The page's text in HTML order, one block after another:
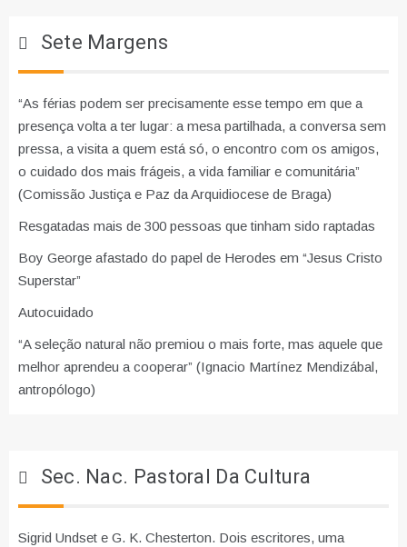
Sete Margens
“As férias podem ser precisamente esse tempo em que a
presença volta a ter lugar: a mesa partilhada, a conversa sem
pressa, a visita a quem está só, o encontro com os amigos,
o cuidado dos mais frágeis, a vida familiar e comunitária”
(Comissão Justiça e Paz da Arquidiocese de Braga)
Resgatadas mais de 300 pessoas que tinham sido raptadas
Boy George afastado do papel de Herodes em “Jesus Cristo
Superstar”
Autocuidado
“A seleção natural não premiou o mais forte, mas aquele que
melhor aprendeu a cooperar” (Ignacio Martínez Mendizábal,
antropólogo)
Sec. Nac. Pastoral Da Cultura
Sigrid Undset e G. K. Chesterton. Dois escritores, uma